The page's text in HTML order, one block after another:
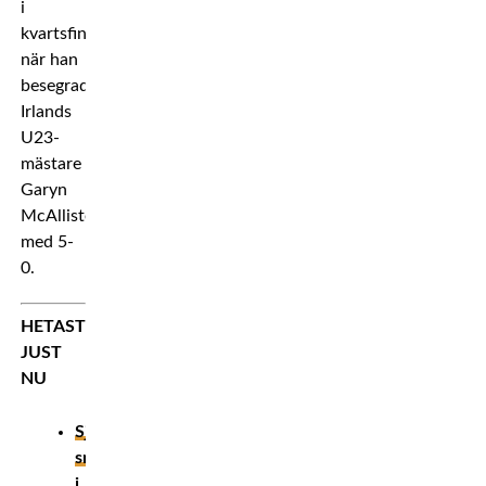
i
kvartsfinalen
när han
besegrade
Irlands
U23-
mästare
Garyn
McAllister
med 5-
0.
HETAST
JUST
NU
Sjukaste
smeknamnen